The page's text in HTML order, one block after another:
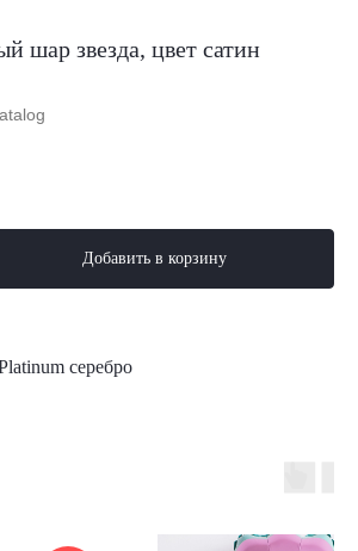
шар звезда, цвет сатин
Добавить в корзину
серебро